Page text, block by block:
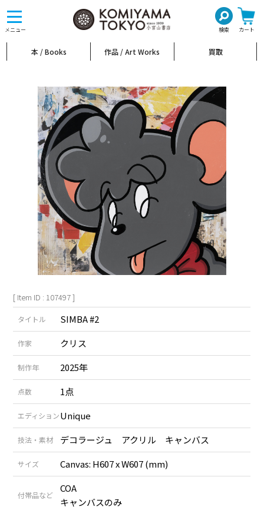
メニュー 検索 カート
toggle
navigation
本 / Books 作品 / Art Works 買取
[ Item ID : 107497 ]
タイトル SIMBA #2
作家 クリス
制作年 2025年
点数 1点
エディションUnique
技法・素材 デコラージュ アクリル キャンバス
サイズ Canvas: H607 x W607 (mm)
付帯品など
COA
キャンバスのみ